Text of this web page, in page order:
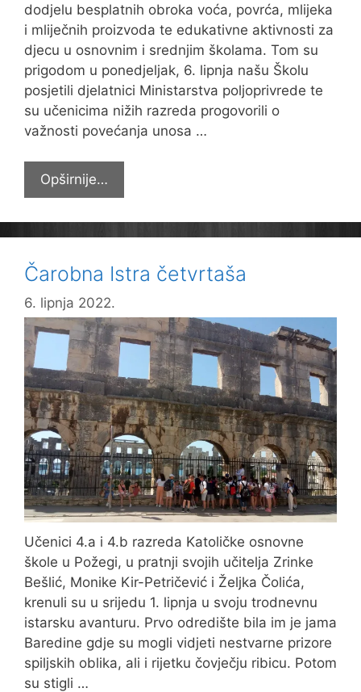
dodjelu besplatnih obroka voća, povrća, mlijeka
i mliječnih proizvoda te edukativne aktivnosti za
djecu u osnovnim i srednjim školama. Tom su
prigodom u ponedjeljak, 6. lipnja našu Školu
posjetili djelatnici Ministarstva poljoprivrede te
su učenicima nižih razreda progovorili o
važnosti povećanja unosa …
Opširnije…
predavanje
i
ocjenjivanje
sira
Čarobna Istra četvrtaša
6. lipnja 2022.
Učenici 4.a i 4.b razreda Katoličke osnovne
škole u Požegi, u pratnji svojih učitelja Zrinke
Bešlić, Monike Kir-Petričević i Željka Čolića,
krenuli su u srijedu 1. lipnja u svoju trodnevnu
istarsku avanturu. Prvo odredište bila im je jama
Baredine gdje su mogli vidjeti nestvarne prizore
spiljskih oblika, ali i rijetku čovječju ribicu. Potom
su stigli …